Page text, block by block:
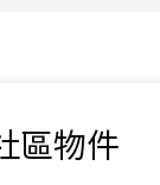
區物件
07月 成交